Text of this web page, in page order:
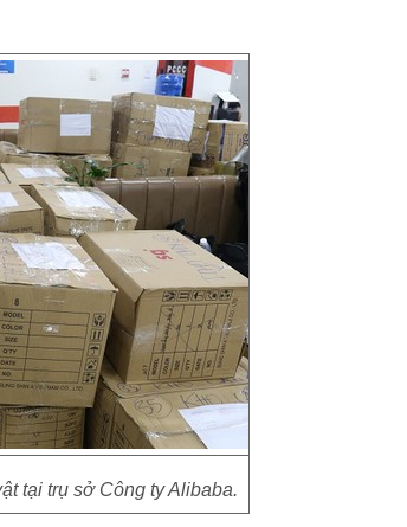
tại trụ sở Công ty Alibaba.